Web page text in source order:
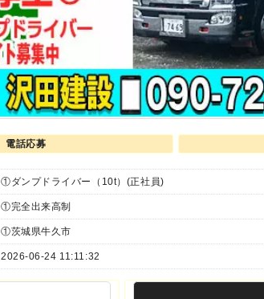
電話応募
①ダンプドライバー（10t）(正社員)
①完全出来高制
①茨城県牛久市
2026-06-24 11:11:32